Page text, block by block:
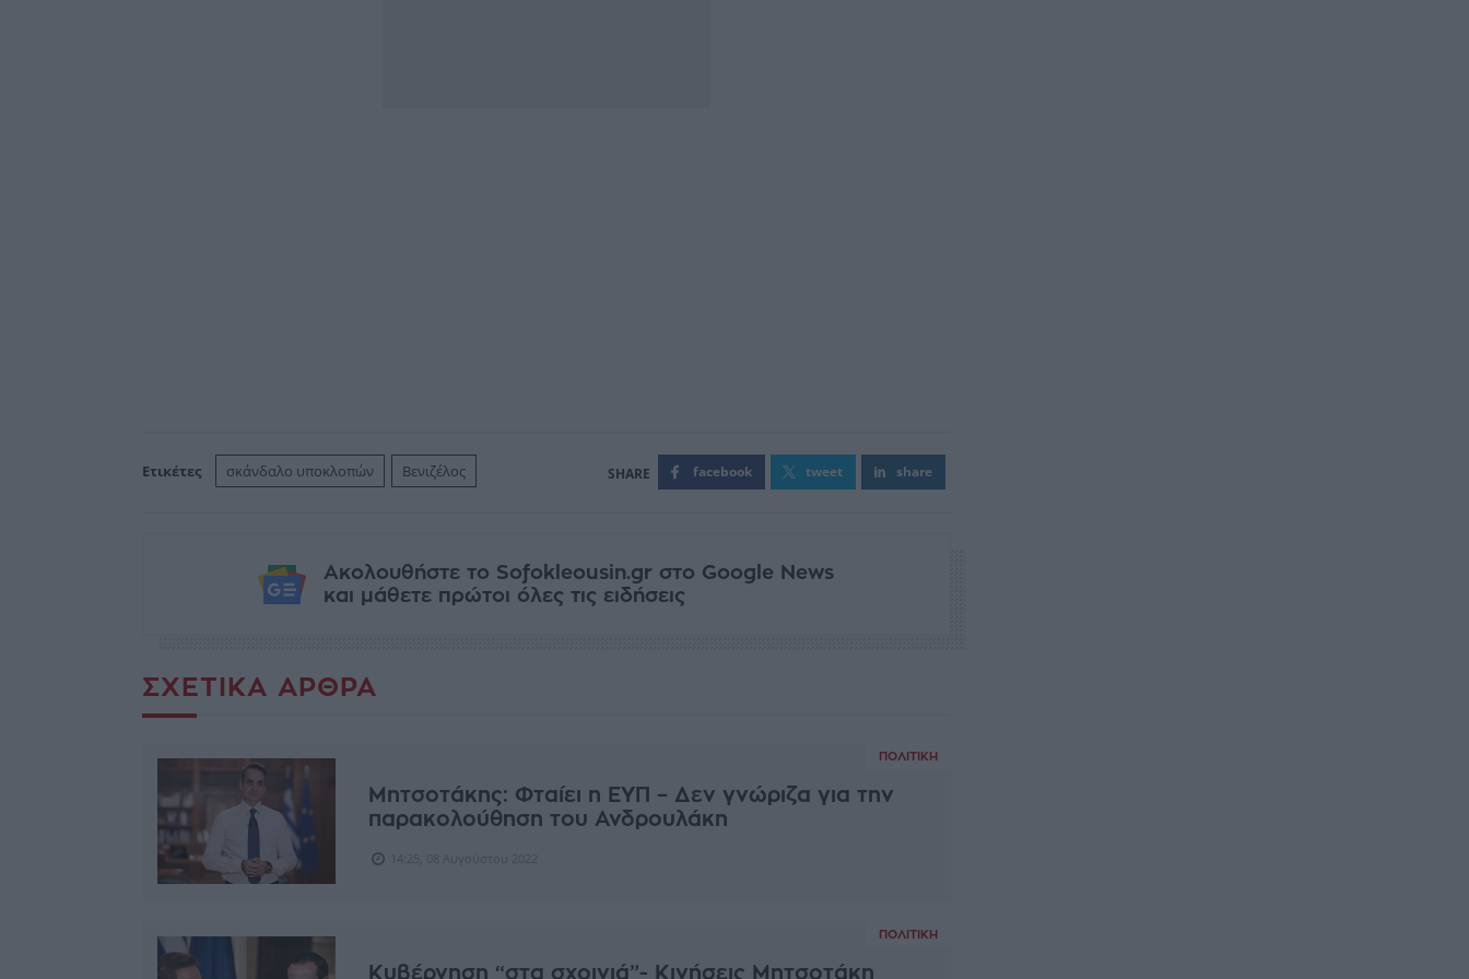
Ετικέτες σκάνδαλο υποκλοπών Βενιζέλος facebook tweet share
Ακολουθήστε το Sofokleousin.gr στο Google News
και μάθετε πρώτοι όλες τις ειδήσεις
ΣΧΕΤΙΚΆ ΆΡΘΡΑ
ΠΟΛΙΤΙΚΉ
Μητσοτάκης: Φταίει η ΕΥΠ – Δεν γνώριζα για την
παρακολούθηση του Ανδρουλάκη
ΠΟΛΙΤΙΚΉ
Κυβέρνηση “στα σχοινιά”- Κινήσεις Μητσοτάκη